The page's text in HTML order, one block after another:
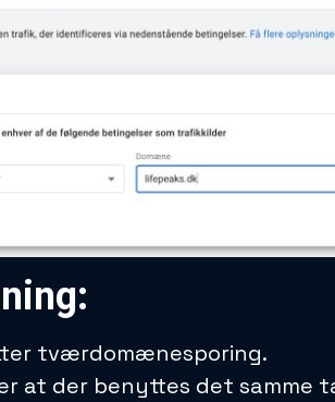
tværdomænesporing.
at der benyttes det samme